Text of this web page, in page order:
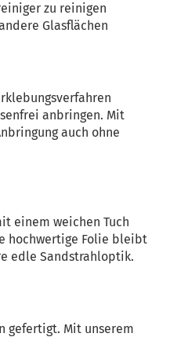
zu reinigen
Glasflächen
anbringen. Mit
auch ohne
einem weichen Tuch
hochwertige Folie bleibt
edle Sandstrahloptik.
gefertigt. Mit unserem